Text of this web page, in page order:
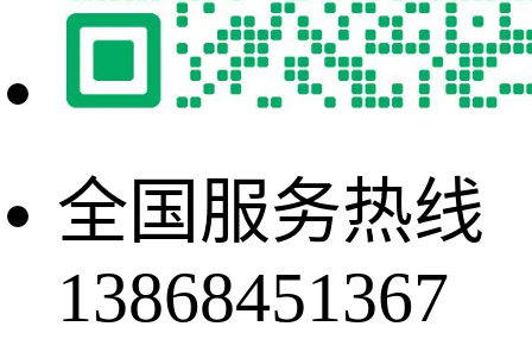
全国服务热线
13868451367